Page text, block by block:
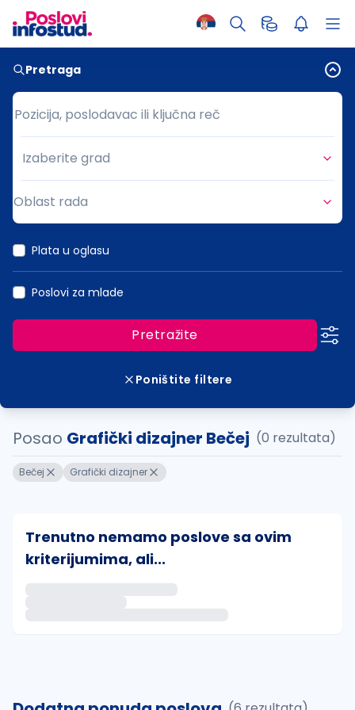
Pretraga
Pozicija, poslodavac ili ključna reč
Pozicija, poslodavac ili ključna reč
Grad
Izaberite grad
Oblast rada
Plata u oglasu
Poslovi za mlade
Pretražite
Poništite filtere
Posao Grafički dizajner Bečej (0 rezultata)
Bečej Grafički dizajner
Trenutno nemamo poslove sa ovim
kriterijumima, ali...